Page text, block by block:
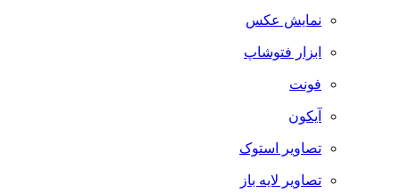
نمایش عکس
ابزار فتوشاپ
فونت
آیکون
تصاویر استوک
تصاویر لایه باز